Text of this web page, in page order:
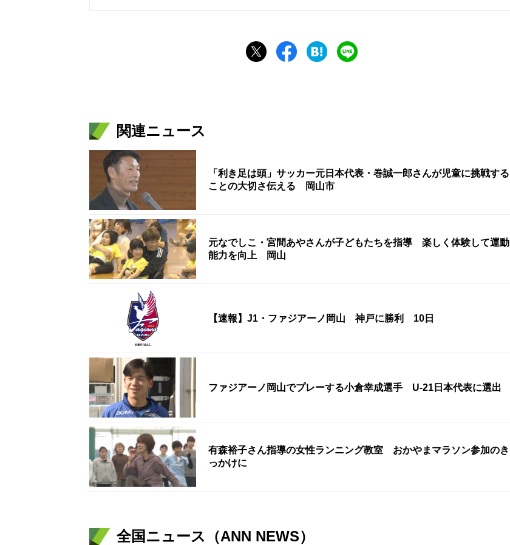
関連ニュース
「利き足は頭」サッカー元日本代表・巻誠一郎さんが児童に挑戦する
ことの大切さ伝える 岡山市
元なでしこ・宮間あやさんが子どもたちを指導 楽しく体験して運動
能力を向上 岡山
【速報】J1・ファジアーノ岡山 神戸に勝利 10日
ファジアーノ岡山でプレーする小倉幸成選手 U-21日本代表に選出
有森裕子さん指導の女性ランニング教室 おかやまマラソン参加のき
っかけに
全国ニュース（ANN NEWS）